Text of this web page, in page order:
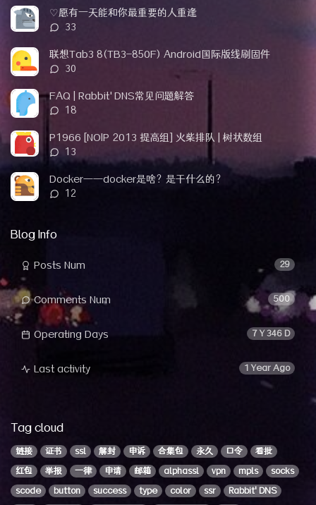
u
l
a
r
a
r
t
i
l
e
s
e
c
m
t
a
♡愿有一天能和你最重要的人重逢
评
数：
33
联想Tab3 8(TB3-850F) Android国际版线刷固件
评
数：
30
FAQ | Rabbit'DNS常见问题解答
评
数：
18
P1966 [NOIP 2013 提高组] 火柴排队 | 树状数组
评
论
数：
13
Docker——docker是啥？是干什么的？
评
12
Blog Info
29
Posts Num
500
Comments Num
7 Y 346 D
Operating Days
1 Year Ago
Last activity
Tag cloud
链接 证书 ssl 解封 申诉 合集包 永久 口令
看批
红包
举报 一律 申请 邮箱 alphassl vpn mpls
socks
scode
button success type color ssr Rabbit'DNS